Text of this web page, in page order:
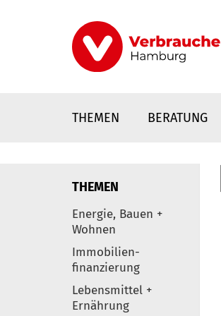
THEMEN BERATUNG
Elemente
THEMEN
Energie, Bauen +
Wohnen
Immobilien-
finanzierung
Lebensmittel +
Ernährung